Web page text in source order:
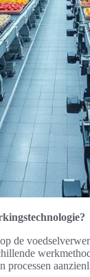
de
processen